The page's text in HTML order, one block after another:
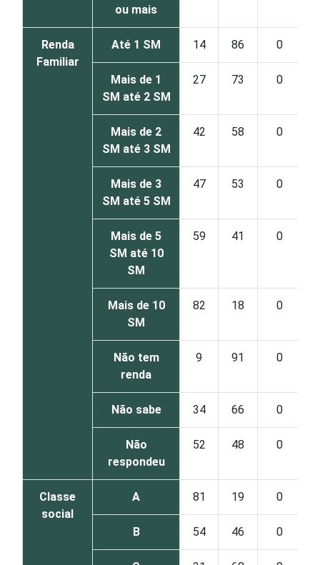
ou mais
Renda
Familiar
Até 1 SM 14 86 0
Mais de 1
SM até 2 SM
27 73 0
Mais de 2
SM até 3 SM
42 58 0
Mais de 3
SM até 5 SM
47 53 0
Mais de 5
SM até 10
SM
59 41 0
Mais de 10
SM
82 18 0
Não tem
renda
9 91 0
Não sabe 34 66 0
Não
respondeu
52 48 0
Classe
social
A 81 19 0
B 54 46 0